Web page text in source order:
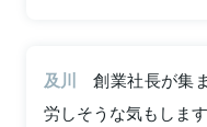
及川
創業社長が集
労しそうな気もします